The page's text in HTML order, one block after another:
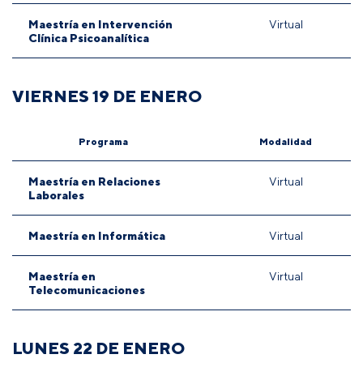
Maestría en Intervención
Clínica Psicoanalítica
Virtual
VIERNES 19 DE ENERO
Programa Modalidad
Maestría en Relaciones
Laborales
Virtual
Maestría en Informática Virtual
Maestría en
Telecomunicaciones
Virtual
LUNES 22 DE ENERO